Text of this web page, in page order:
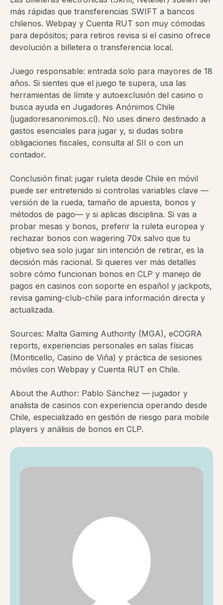
más rápidas que transferencias SWIFT a bancos
chilenos. Webpay y Cuenta RUT son muy cómodas
para depósitos; para retiros revisa si el casino ofrece
devolución a billetera o transferencia local.
Juego responsable: entrada solo para mayores de 18
años. Si sientes que el juego te supera, usa las
herramientas de límite y autoexclusión del casino o
busca ayuda en Jugadores Anónimos Chile
(jugadoresanonimos.cl). No uses dinero destinado a
gastos esenciales para jugar y, si dudas sobre
obligaciones fiscales, consulta al SII o con un
contador.
Conclusión final: jugar ruleta desde Chile en móvil
puede ser entretenido si controlas variables clave —
versión de la rueda, tamaño de apuesta, bonos y
métodos de pago— y si aplicas disciplina. Si vas a
probar mesas y bonos, preferir la ruleta europea y
rechazar bonos con wagering 70x salvo que tu
objetivo sea solo jugar sin intención de retirar, es la
decisión más racional. Si quieres ver más detalles
sobre cómo funcionan bonos en CLP y manejo de
pagos en casinos con soporte en español y jackpots,
revisa gaming-club-chile para información directa y
actualizada.
Sources: Malta Gaming Authority (MGA), eCOGRA
reports, experiencias personales en salas físicas
(Monticello, Casino de Viña) y práctica de sesiones
móviles con Webpay y Cuenta RUT en Chile.
About the Author: Pablo Sánchez — jugador y
analista de casinos con experiencia operando desde
Chile, especializado en gestión de riesgo para mobile
players y análisis de bonos en CLP.